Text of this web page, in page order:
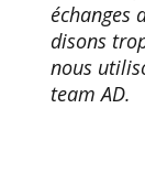
échanges
disons
nous
team AD.